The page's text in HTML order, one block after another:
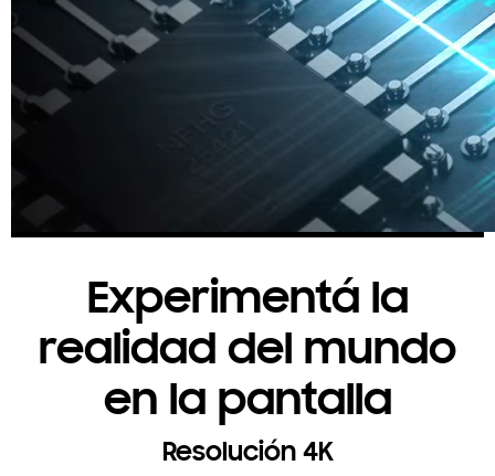
Experimentá la
realidad del mundo
en la pantalla
Resolución 4K